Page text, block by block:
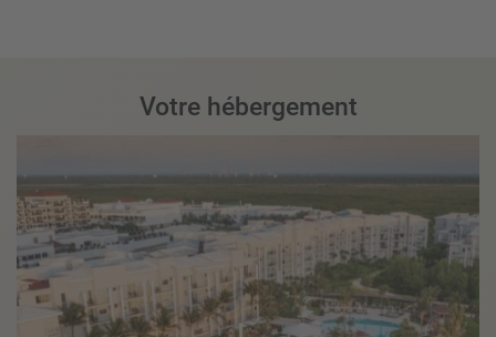
Votre hébergement